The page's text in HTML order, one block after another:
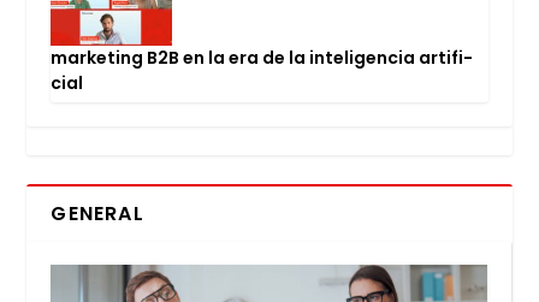
mar­ke­ting B2B en la era de la inte­li­gen­cia arti­fi­
cial
GENERAL